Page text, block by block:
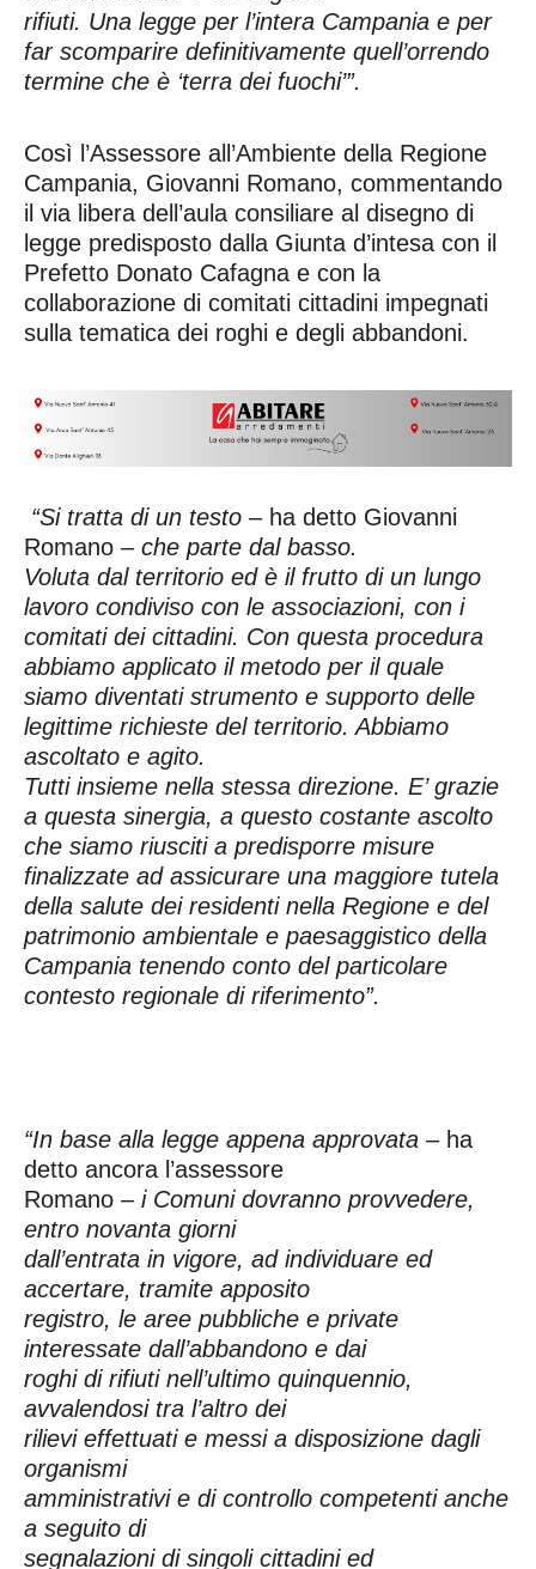
rifiuti. Una legge per l’intera Campania e per
far scomparire definitivamente quell’orrendo
termine che è ‘terra dei fuochi’”.
Così l’Assessore all’Ambiente della Regione
Campania, Giovanni Romano, commentando
il via libera dell’aula consiliare al disegno di
legge predisposto dalla Giunta d’intesa con il
Prefetto Donato Cafagna e con la
collaborazione di comitati cittadini impegnati
sulla tematica dei roghi e degli abbandoni.
“Si tratta di un testo – ha detto Giovanni
Romano – che parte dal basso.
Voluta dal territorio ed è il frutto di un lungo
lavoro condiviso con le associazioni, con i
comitati dei cittadini. Con questa procedura
abbiamo applicato il metodo per il quale
siamo diventati strumento e supporto delle
legittime richieste del territorio. Abbiamo
ascoltato e agito.
Tutti insieme nella stessa direzione. E’ grazie
a questa sinergia, a questo costante ascolto
che siamo riusciti a predisporre misure
finalizzate ad assicurare una maggiore tutela
della salute dei residenti nella Regione e del
patrimonio ambientale e paesaggistico della
Campania tenendo conto del particolare
contesto regionale di riferimento”.
“In base alla legge appena approvata – ha
detto ancora l’assessore
Romano –i Comuni dovranno provvedere,
entro novanta giorni
dall’entrata in vigore, ad individuare ed
accertare, tramite apposito
registro, le aree pubbliche e private
interessate dall’abbandono e dai
roghi di rifiuti nell’ultimo quinquennio,
avvalendosi tra l’altro dei
rilievi effettuati e messi a disposizione dagli
organismi
amministrativi e di controllo competenti anche
a seguito di
segnalazioni di singoli cittadini ed